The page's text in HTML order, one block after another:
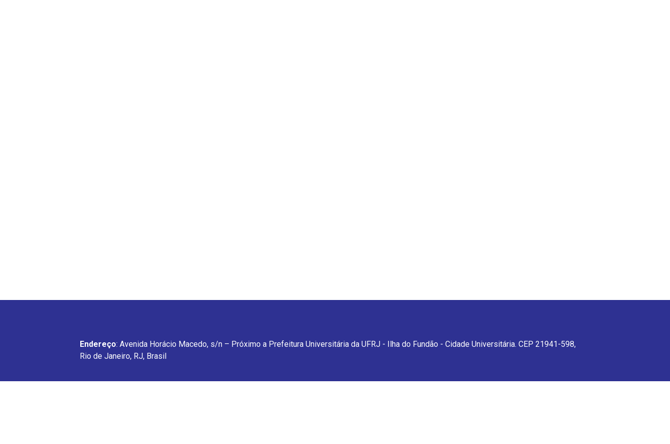
Endereço: Avenida Horácio Macedo, s/n – Próximo a Prefeitura Universitária da UFRJ - Ilha do Fundão - Cidade Universitária. CEP 21941-598,
Rio de Janeiro, RJ, Brasil